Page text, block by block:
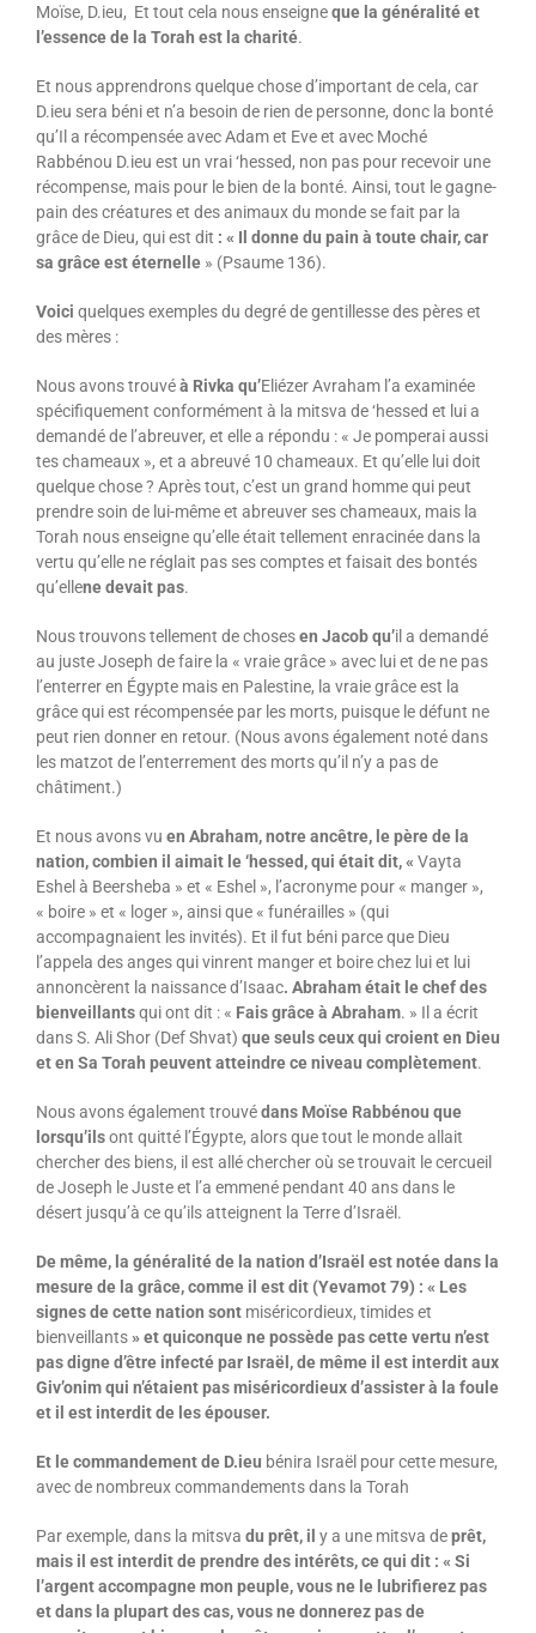
Moïse, D.ieu, Et tout cela nous enseigneque la généralité et
l’essence de la Torah est la charité.
Et nous apprendrons quelque chose d’important de cela, car
D.ieu sera béni et n’a besoin de rien de personne, donc la bonté
qu’Il a récompensée avec Adam et Eve et avec Moché
Rabbénou D.ieu est un vrai ‘hessed, non pas pour recevoir une
récompense, mais pour le bien de la bonté. Ainsi, tout le gagne-
pain des créatures et des animaux du monde se fait par la
grâce de Dieu, qui est dit : « Il donne du pain à toute chair, car
sa grâce est éternelle» (Psaume 136).
Voici quelques exemples du degré de gentillesse des pères et
des mères :
Nous avons trouvéà Rivka qu’Eliézer Avraham l’a examinée
spécifiquement conformément à la mitsva de ‘hessed et lui a
demandé de l’abreuver, et elle a répondu : « Je pomperai aussi
tes chameaux », et a abreuvé 10 chameaux. Et qu’elle lui doit
quelque chose ? Après tout, c’est un grand homme qui peut
prendre soin de lui-même et abreuver ses chameaux, mais la
Torah nous enseigne qu’elle était tellement enracinée dans la
vertu qu’elle ne réglait pas ses comptes et faisait des bontés
qu’ellene devait pas.
Nous trouvons tellement de chosesen Jacob qu’il a demandé
au juste Joseph de faire la « vraie grâce » avec lui et de ne pas
l’enterrer en Égypte mais en Palestine, la vraie grâce est la
grâce qui est récompensée par les morts, puisque le défunt ne
peut rien donner en retour. (Nous avons également noté dans
les matzot de l’enterrement des morts qu’il n’y a pas de
châtiment.)
Et nous avons vu en Abraham, notre ancêtre, le père de la
nation, combien il aimait le ‘hessed, qui était dit, « Vayta
Eshel à Beersheba » et « Eshel », l’acronyme pour « manger »,
« boire » et « loger », ainsi que « funérailles » (qui
accompagnaient les invités). Et il fut béni parce que Dieu
l’appela des anges qui vinrent manger et boire chez lui et lui
annoncèrent la naissance d’Isaac. Abraham était le chef des
bienveillantsqui ont dit : « Fais grâce à Abraham. » Il a écrit
dans S. Ali Shor (Def Shvat) que seuls ceux qui croient en Dieu
et en Sa Torah peuvent atteindre ce niveau complètement.
Nous avons également trouvédans Moïse Rabbénou que
lorsqu’ilsont quitté l’Égypte, alors que tout le monde allait
chercher des biens, il est allé chercher où se trouvait le cercueil
de Joseph le Juste et l’a emmené pendant 40 ans dans le
désert jusqu’à ce qu’ils atteignent la Terre d’Israël.
De même, la généralité de la nation d’Israël est notée dans la
mesure de la grâce, comme il est dit (Yevamot 79) : « Les
signes de cette nation sontmiséricordieux, timides et
bienveillants » et quiconque ne possède pas cette vertu n’est
pas digne d’être infecté par Israël, de même il est interdit aux
Giv’onim qui n’étaient pas miséricordieux d’assister à la foule
et il est interdit de les épouser.
Et le commandement de D.ieu bénira Israël pour cette mesure,
avec de nombreux commandements dans la Torah
Par exemple, dans la mitsva du prêt, il y a une mitsva deprêt,
mais il est interdit de prendre des intérêts, ce qui dit : « Si
l’argent accompagne mon peuple, vous ne le lubrifierez pas
et dans la plupart des cas, vous ne donnerez pas de